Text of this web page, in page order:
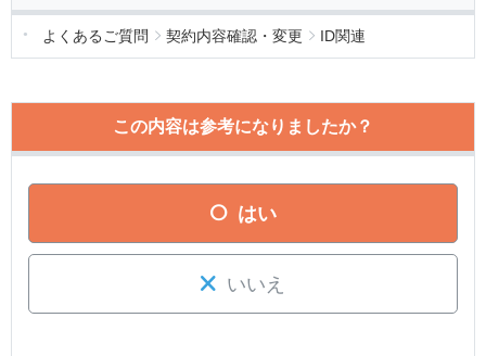
ログインIDの［ 変更する ］を選択します。
よくあるご質問 契約内容確認・変更 ID関連
この内容は参考になりましたか？
はい
いいえ